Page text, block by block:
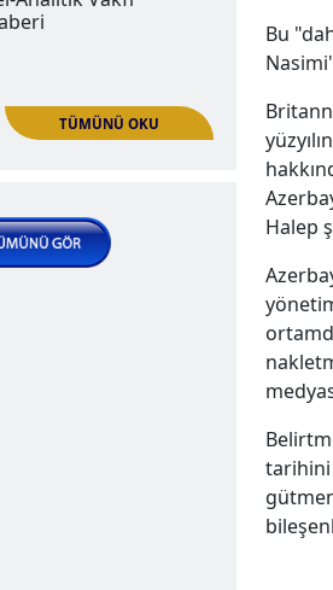
TÜMÜNÜ OKU
Azerbaycan tezinin
Michael Gunter
TÜMÜNÜ OKU
Bu
Halep
tarihini